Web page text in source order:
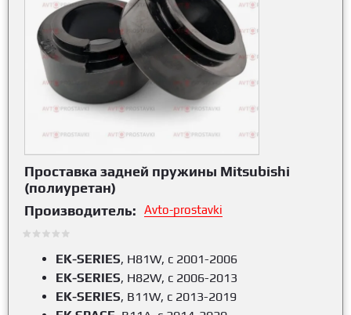
Проставка задней пружины Mitsubishi
(полиуретан)
Производитель:
Avto-prostavki
EK-SERIES, H81W, с 2001-2006
EK-SERIES, H82W, с 2006-2013
EK-SERIES, B11W, с 2013-2019